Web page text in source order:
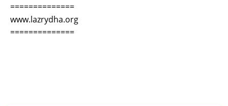
==============
www.lazrydha.org
==============